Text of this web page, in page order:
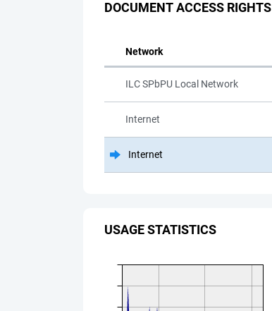
DOCUMENT ACCESS RIGHTS
Network
ILC SPbPU Local Network
Internet
Internet
USAGE STATISTICS